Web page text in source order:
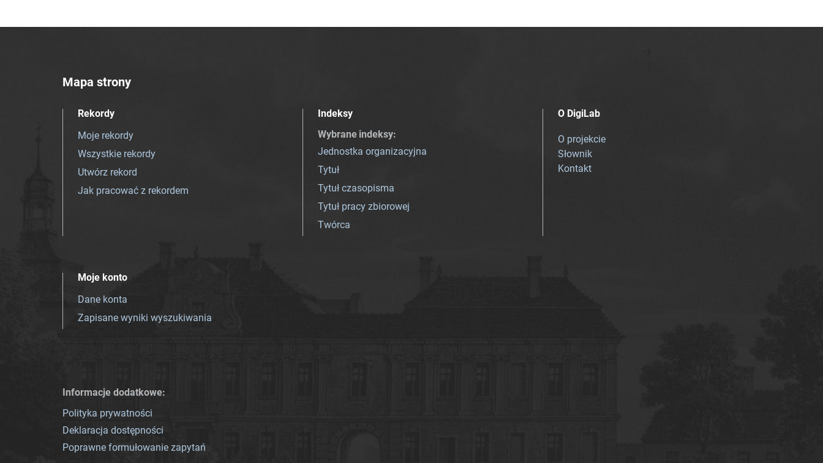
Mapa strony
Rekordy
Moje rekordy
Wszystkie rekordy
Utwórz rekord
Jak pracować z rekordem
Indeksy
Wybrane indeksy:
Jednostka organizacyjna
Tytuł
Tytuł czasopisma
Tytuł pracy zbiorowej
Twórca
O DigiLab
O projekcie
Słownik
Kontakt
Moje konto
Dane konta
Zapisane wyniki wyszukiwania
Informacje dodatkowe:
Polityka prywatności
Deklaracja dostępności
Poprawne formułowanie zapytań